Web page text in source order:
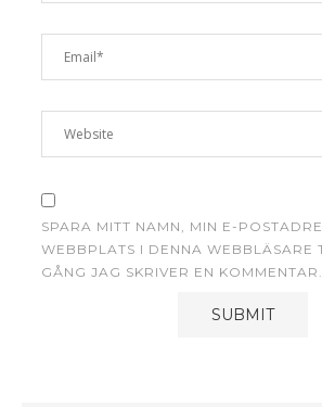
SPARA MITT NAMN, MIN E-
WEBBPLATS I DENNA WEBBLÄSARE
GÅNG JAG SKRIVER EN KOMMENTAR.